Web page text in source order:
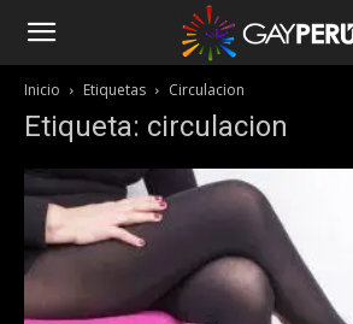
Inicio Etiquetas Circulacion
Etiqueta: circulacion